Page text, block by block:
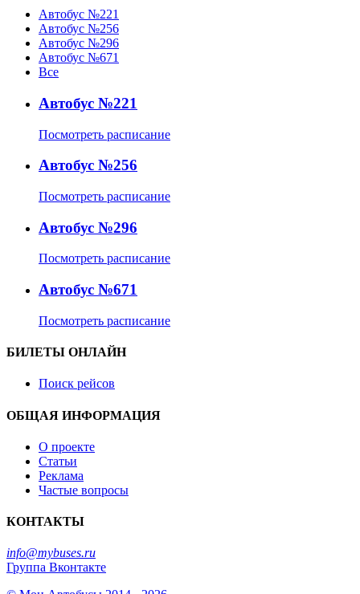
Автобус №221
Автобус №256
Автобус №296
Автобус №671
Все
Автобус №221
Посмотреть расписание
Автобус №256
Посмотреть расписание
Автобус №296
Посмотреть расписание
Автобус №671
Посмотреть расписание
БИЛЕТЫ ОНЛАЙН
Поиск рейсов
ОБЩАЯ ИНФОРМАЦИЯ
О проекте
Статьи
Реклама
Частые вопросы
КОНТАКТЫ
info@mybuses.ru
Группа Вконтакте